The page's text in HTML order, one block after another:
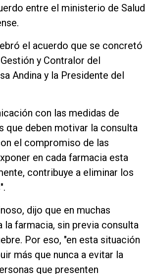
entre el ministerio de Salud
el acuerdo que se concretó
y Contralor del
Andina y la Presidente del
con las medidas de
que deben motivar la consulta
el compromiso de las
en cada farmacia esta
contribuye a eliminar los
dijo que en muchas
farmacia, sin previa consulta
Por eso, "en esta situación
más que nunca a evitar la
que presenten